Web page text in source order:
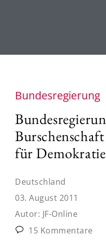
Bundesregierung
für Demokratie
Deutschland
03. August 2011
Autor: JF-Online
15 Kommentare